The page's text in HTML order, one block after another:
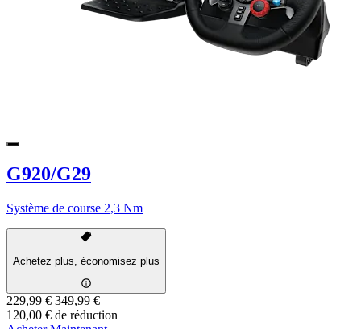
G920/G29
Système de course 2,3 Nm
Achetez plus, économisez plus
229,99 € 349,99 €
120,00 € de réduction